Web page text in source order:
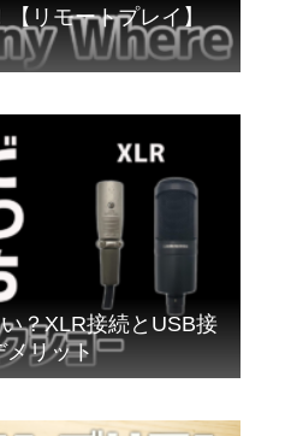
リモートプレイ】
？XLR接続とUSB接
リット